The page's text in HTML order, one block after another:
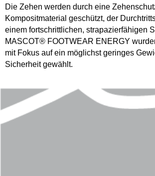
Die Zehen werden durch eine
Kompositmaterial geschützt, der
einem fortschrittlichen, strapazierfähigen
MASCOT® FOOTWEAR ENERGY
mit Fokus auf ein möglichst geringes
Sicherheit gewählt.